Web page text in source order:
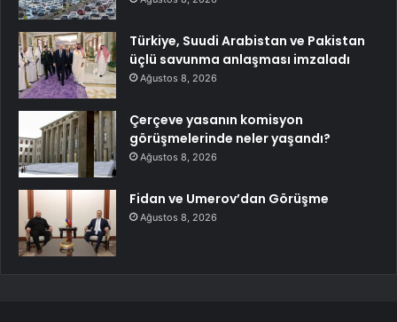
Türkiye, Suudi Arabistan ve Pakistan
üçlü savunma anlaşması imzaladı
Ağustos 8, 2026
Çerçeve yasanın komisyon
görüşmelerinde neler yaşandı?
Ağustos 8, 2026
Fidan ve Umerov’dan Görüşme
Ağustos 8, 2026